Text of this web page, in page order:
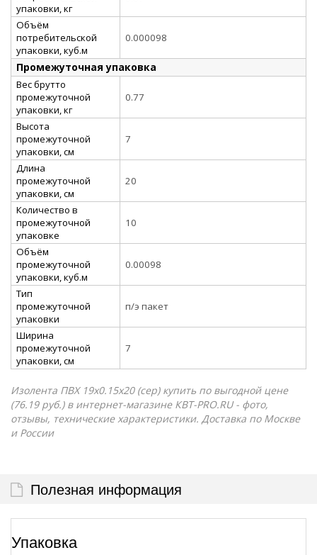
упаковки, кг
Объём
потребительской
упаковки, куб.м
0.000098
Промежуточная упаковка
Вес брутто
промежуточной
упаковки, кг
0.77
Высота
промежуточной
упаковки, см
7
Длина
промежуточной
упаковки, см
20
Количество в
промежуточной
упаковке
10
Объём
промежуточной
упаковки, куб.м
0.00098
Тип
промежуточной
упаковки
п/э пакет
Ширина
промежуточной
упаковки, см
7
Изолента ПВХ 19х0.15x20 (сер) купить по выгодной цене
(76.19 руб.) в интернет-магазине КВТ-PRO.RU - фото,
отзывы, технические характеристики. Доставка по Москве
и России
Полезная информация
Упаковка